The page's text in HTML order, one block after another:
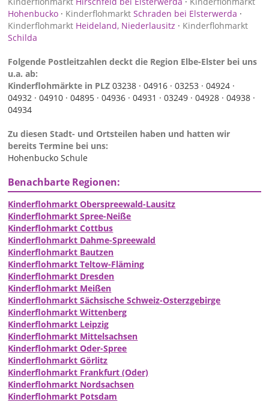
Hohenbucko · Kinderflohmarkt Schraden bei Elsterwerda ·
Kinderflohmarkt Heideland, Niederlausitz · Kinderflohmarkt
Schilda
Folgende Postleitzahlen deckt die Region Elbe-Elster bei uns
u.a. ab:
Kinderflohmärkte in PLZ03238 ·04916 ·03253 ·04924 ·
04932 ·04910 ·04895 ·04936 ·04931 ·03249 ·04928 ·04938 ·
04934
Zu diesen Stadt- und Ortsteilen haben und hatten wir
bereits Termine bei uns:
Hohenbucko Schule
Benachbarte Regionen:
Kinderflohmarkt Oberspreewald-Lausitz
Kinderflohmarkt Spree-Neiße
Kinderflohmarkt Cottbus
Kinderflohmarkt Dahme-Spreewald
Kinderflohmarkt Bautzen
Kinderflohmarkt Teltow-Fläming
Kinderflohmarkt Dresden
Kinderflohmarkt Meißen
Kinderflohmarkt Sächsische Schweiz-Osterzgebirge
Kinderflohmarkt Wittenberg
Kinderflohmarkt Leipzig
Kinderflohmarkt Mittelsachsen
Kinderflohmarkt Oder-Spree
Kinderflohmarkt Görlitz
Kinderflohmarkt Frankfurt (Oder)
Kinderflohmarkt Nordsachsen
Kinderflohmarkt Potsdam